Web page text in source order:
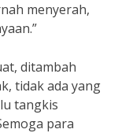
menyerah,
ditambah
tidak ada yang
tangkis
para